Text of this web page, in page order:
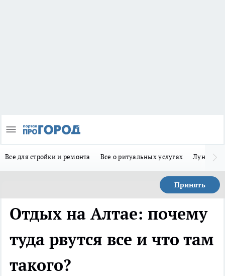
Все для стройки и ремонта Все о ритуальных услугах Лунно-
Принять
Отдых на Алтае: почему
туда рвутся все и что там
такого?